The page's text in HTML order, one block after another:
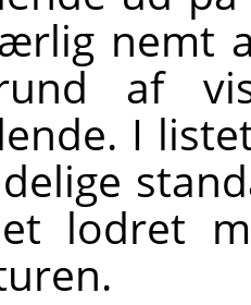
nemt
af
I
lodret